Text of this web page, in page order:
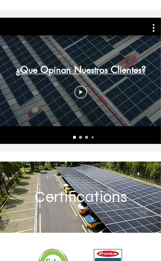
¿Que Opinan Nuestros Clientes?
Certifications